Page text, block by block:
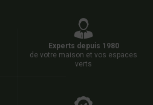
Experts depuis 1980
de votre maison et vos espaces
verts